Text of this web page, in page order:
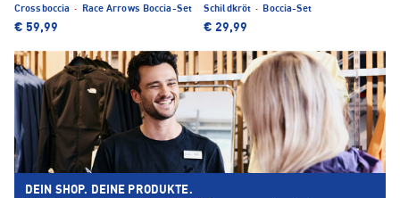
Crossboccia · Race Arrows Boccia-Set
€ 59,99
Schildkröt · Boccia-Set
€ 29,99
DEIN SHOP. DEINE PRODUKTE.